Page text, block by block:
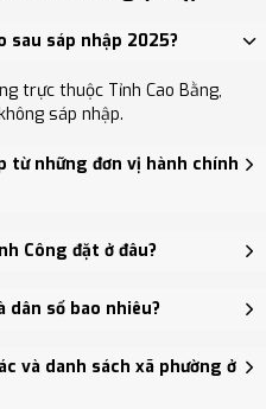
sau sáp nhập 2025?
trực thuộc Tỉnh Cao Bằng,
sáp nhập.
từ những đơn vị hành chính
cơ sở sáp nhập Xã Quang
Công đặt ở đâu?
Công đặt tại Trụ sở UBND xã
khu vực thuận tiện giao
dân số bao nhiêu?
km², Dân số: 5,138 người, Mật
và danh sách xã phường ở